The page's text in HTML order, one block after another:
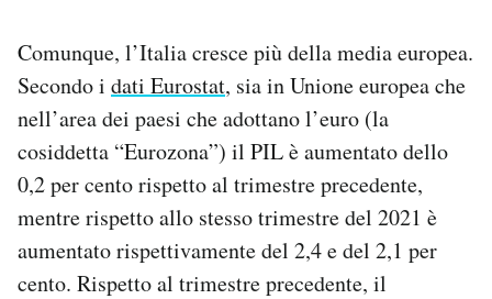
Comunque, l’Italia cresce più della media europea.
Secondo i dati Eurostat, sia in Unione europea che
nell’area dei paesi che adottano l’euro (la
cosiddetta “Eurozona”) il PIL è aumentato dello
0,2 per cento rispetto al trimestre precedente,
mentre rispetto allo stesso trimestre del 2021 è
aumentato rispettivamente del 2,4 e del 2,1 per
cento. Rispetto al trimestre precedente, il